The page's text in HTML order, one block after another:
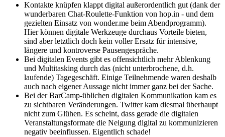
Kontakte knüpfen klappt digital außerordentlich gut (dank der
wunderbaren Chat-Roulette-Funktion von hop.in - und dem
gezielten Einsatz von wonder.me beim Abendprogramm).
Hier können digitale Werkzeuge durchaus Vorteile bieten,
sind aber letztlich doch kein voller Ersatz für intensive,
längere und kontroverse Pausengespräche.
Bei digitalen Events gibt es offensichtlich mehr Ablenkung
und Multitasking durch das (nicht unterbrochene, d.h.
laufende) Tagegeschäft. Einige Teilnehmende waren deshalb
auch nach eigener Aussage nicht immer ganz bei der Sache.
Bei der BarCamp-üblichen digitalen Kommunikation kam es
zu sichtbaren Veränderungen. Twitter kam diesmal überhaupt
nicht zum Glühen. Es scheint, dass gerade die digitalen
Veranstaltungsformate die Neigung digital zu kommunizieren
negativ beeinflussen. Eigentlich schade!